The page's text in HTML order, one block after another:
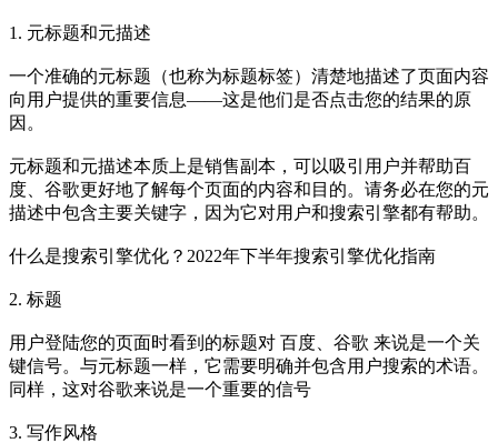
1. 元标题和元描述
一个准确的元标题（也称为标题标签）清楚地描述了页面内容
向用户提供的重要信息——这是他们是否点击您的结果的原
因。
元标题和元描述本质上是销售副本，可以吸引用户并帮助百
度、谷歌更好地了解每个页面的内容和目的。请务必在您的元
描述中包含主要关键字，因为它对用户和搜索引擎都有帮助。
什么是搜索引擎优化？2022年下半年搜索引擎优化指南
2. 标题
用户登陆您的页面时看到的标题对 百度、谷歌 来说是一个关
键信号。与元标题一样，它需要明确并包含用户搜索的术语。
同样，这对谷歌来说是一个重要的信号
3. 写作风格